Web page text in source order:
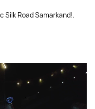
Silk Road Samarkand!.